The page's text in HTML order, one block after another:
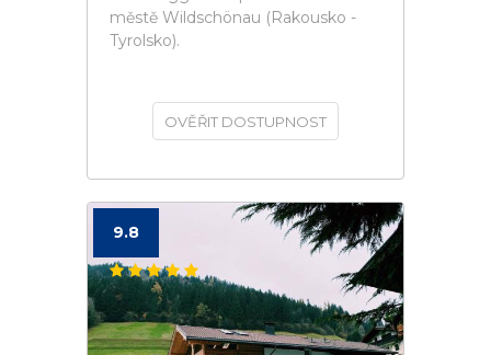
městě Wildschönau (Rakousko -
Tyrolsko).
OVĚŘIT DOSTUPNOST
9.8